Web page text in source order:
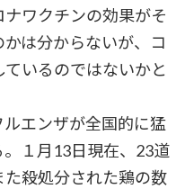
ワクチンの効果がそ
は分からないが、コ
いるのではないかと
エンザが全国的に猛
１月13日現在、23道
た殺処分された鶏の数